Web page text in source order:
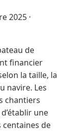
2025 ·
de
financier
la taille, la
navire. Les
chantiers
une
de